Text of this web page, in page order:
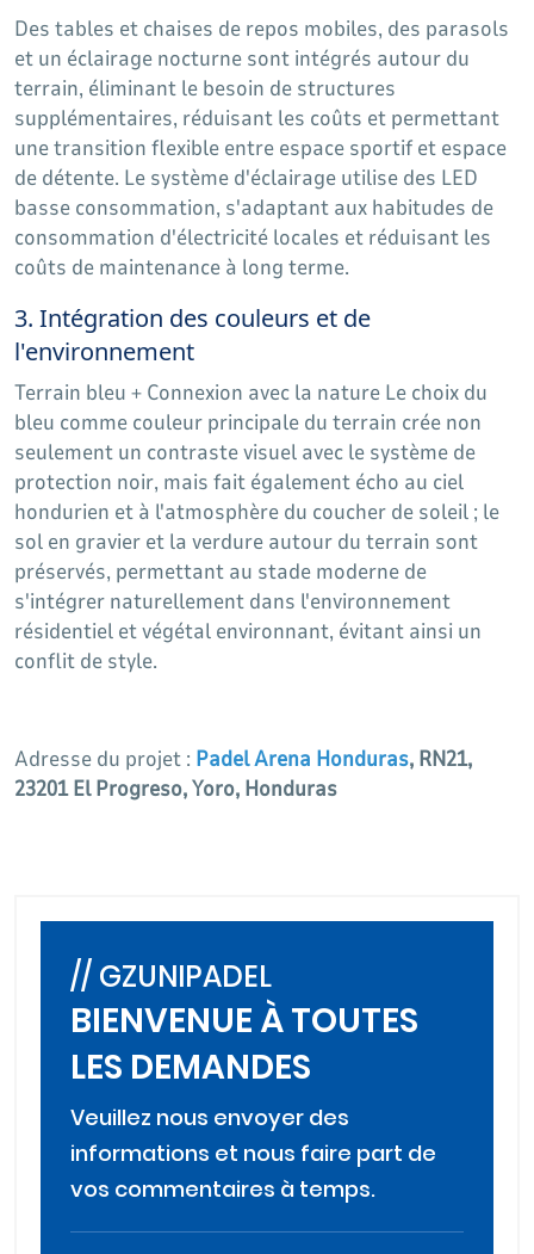
Des tables et chaises de repos mobiles, des parasols
et un éclairage nocturne sont intégrés autour du
terrain, éliminant le besoin de structures
supplémentaires, réduisant les coûts et permettant
une transition flexible entre espace sportif et espace
de détente. Le système d'éclairage utilise des LED
basse consommation, s'adaptant aux habitudes de
consommation d'électricité locales et réduisant les
coûts de maintenance à long terme.
3. Intégration des couleurs et de
l'environnement
Terrain bleu + Connexion avec la nature Le choix du
bleu comme couleur principale du terrain crée non
seulement un contraste visuel avec le système de
protection noir, mais fait également écho au ciel
hondurien et à l'atmosphère du coucher de soleil ; le
sol en gravier et la verdure autour du terrain sont
préservés, permettant au stade moderne de
s'intégrer naturellement dans l'environnement
résidentiel et végétal environnant, évitant ainsi un
conflit de style.
Adresse du projet : Padel Arena Honduras, RN21,
23201 El Progreso, Yoro, Honduras
// GZUNIPADEL
BIENVENUE À TOUTES
LES DEMANDES
Veuillez nous envoyer des
informations et nous faire part de
vos commentaires à temps.